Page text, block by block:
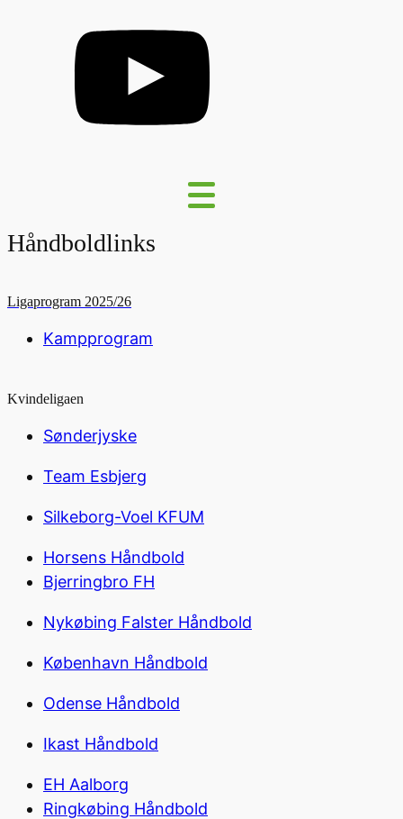
Håndboldlinks
Ligaprogram 2025/26
Kampprogram
Kvindeligaen
Sønderjyske
Team Esbjerg
Silkeborg-Voel KFUM
Horsens Håndbold
Bjerringbro FH
Nykøbing Falster Håndbold
København Håndbold
Odense Håndbold
Ikast Håndbold
EH Aalborg
Ringkøbing Håndbold